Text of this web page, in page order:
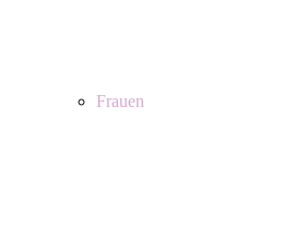
Frauen